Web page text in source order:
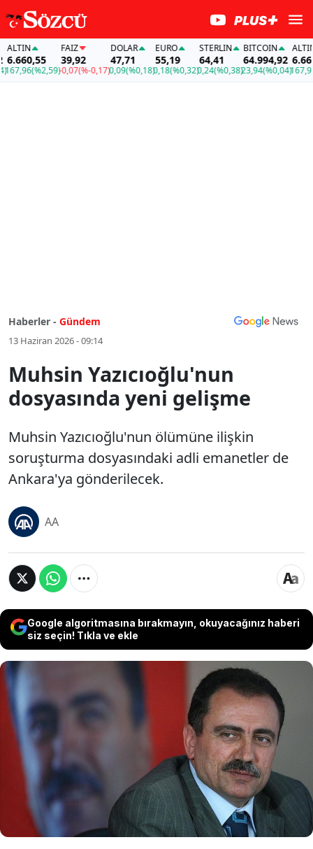
(%2,59)
FAİZ
39,92
-0,07(%-0,17)
DOLAR
47,71
0,09(%0,18)
EURO
55,19
0,18(%0,32)
STERLIN
64,41
0,24(%0,38)
BITCOIN
64.994,92
23,94(%0,04)
ALTIN
167,96
Haberler - Gündem
13 Haziran 2026 - 09:14
Muhsin Yazıcıoğlu'nun
dosyasında yeni gelişme
Muhsin Yazıcıoğlu'nun ölümüne ilişkin
soruşturma dosyasındaki adli emanetler de
Ankara'ya gönderilecek.
AA
Google algoritmasına bırakmayın, okuyacağınız haberi
siz seçin! Tıkla ve ekle
Muhsin Yazıcıoğlu'nun ölümüne
ilişkin soruşturma dosyasındaki adli
emanetler de Ankara'ya gönderilecek.